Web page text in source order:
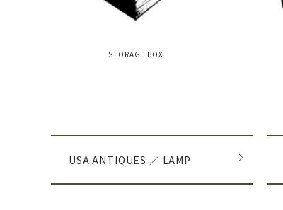
STORAGE BOX
USA ANTIQUES ／ LAMP